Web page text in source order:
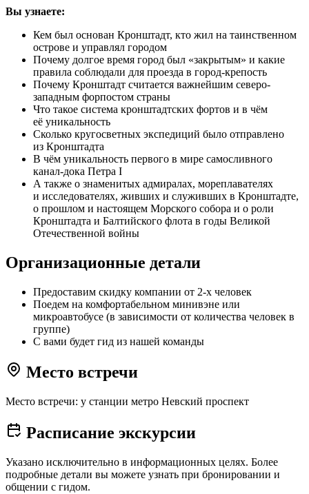
Вы узнаете:
Кем был основан Кронштадт, кто жил на таинственном
острове и управлял городом
Почему долгое время город был «закрытым» и какие
правила соблюдали для проезда в город-крепость
Почему Кронштадт считается важнейшим северо-
западным форпостом страны
Что такое система кронштадтских фортов и в чём
её уникальность
Сколько кругосветных экспедиций было отправлено
из Кронштадта
В чём уникальность первого в мире самосливного
канал-дока Петра I
А также о знаменитых адмиралах, мореплавателях
и исследователях, живших и служивших в Кронштадте,
о прошлом и настоящем Морского собора и о роли
Кронштадта и Балтийского флота в годы Великой
Отечественной войны
Организационные детали
Предоставим скидку компании от 2-х человек
Поедем на комфортабельном минивэне или
микроавтобусе (в зависимости от количества человек в
группе)
С вами будет гид из нашей команды
Место встречи
Место встречи: у станции метро Невский проспект
Расписание экскурсии
Указано исключительно в информационных целях. Более
подробные детали вы можете узнать при бронировании и
общении с гидом.